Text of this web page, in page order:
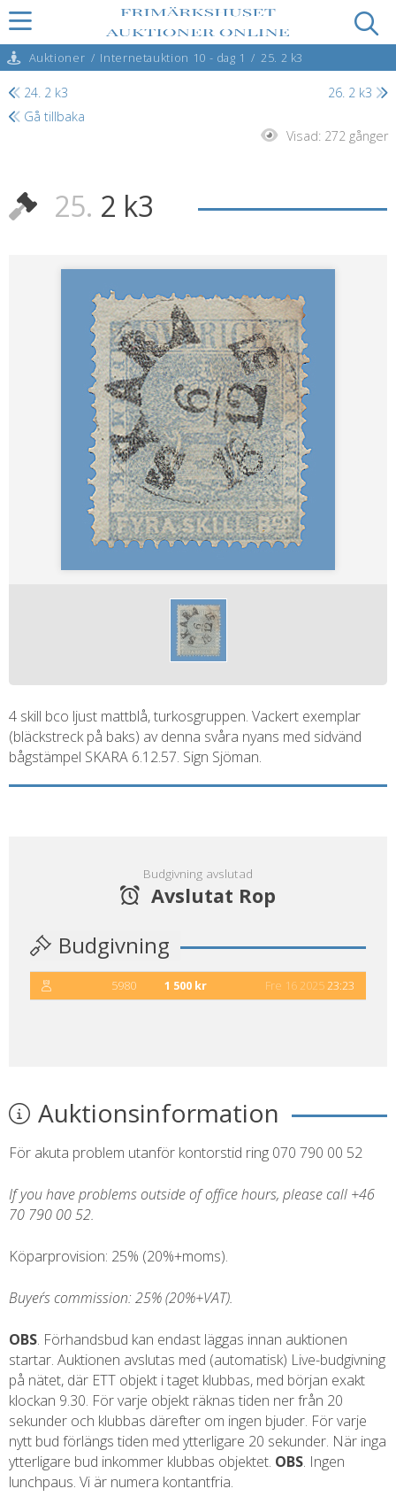
Auktioner / Internetauktion 10 - dag 1 / 25. 2 k3
24. 2 k3
26. 2 k3
Gå tillbaka
Visad: 272 gånger
25. 2 k3
4 skill bco ljust mattblå, turkosgruppen. Vackert exemplar
(bläckstreck på baks) av denna svåra nyans med sidvänd
bågstämpel SKARA 6.12.57. Sign Sjöman.
Budgivning avslutad
Avslutat Rop
Budgivning
5980 1 500 kr Fre 16 202523:23
Auktionsinformation
För akuta problem utanför kontorstid ring 070 790 00 52
If you have problems outside of office hours, please call +46
70 790 00 52.
Köparprovision: 25% (20%+moms).
Buyer´s commission: 25% (20%+VAT).
OBS. Förhandsbud kan endast läggas innan auktionen
startar. Auktionen avslutas med (automatisk) Live-budgivning
på nätet, där ETT objekt i taget klubbas, med början exakt
klockan 9.30. För varje objekt räknas tiden ner från 20
sekunder och klubbas därefter om ingen bjuder. För varje
nytt bud förlängs tiden med ytterligare 20 sekunder. När inga
ytterligare bud inkommer klubbas objektet. OBS. Ingen
lunchpaus. Vi är numera kontantfria.